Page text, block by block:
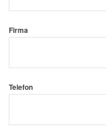
Firma
Telefon